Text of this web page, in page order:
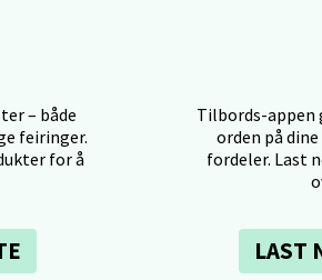
– både
feiringer.
for å
Tilbords-appen
orden på
fordeler. Last
LAST
Molde - Moldetorget